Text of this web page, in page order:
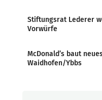
Stiftungsrat Lederer
Vorwürfe
McDonald’s baut
Waidhofen/Ybbs